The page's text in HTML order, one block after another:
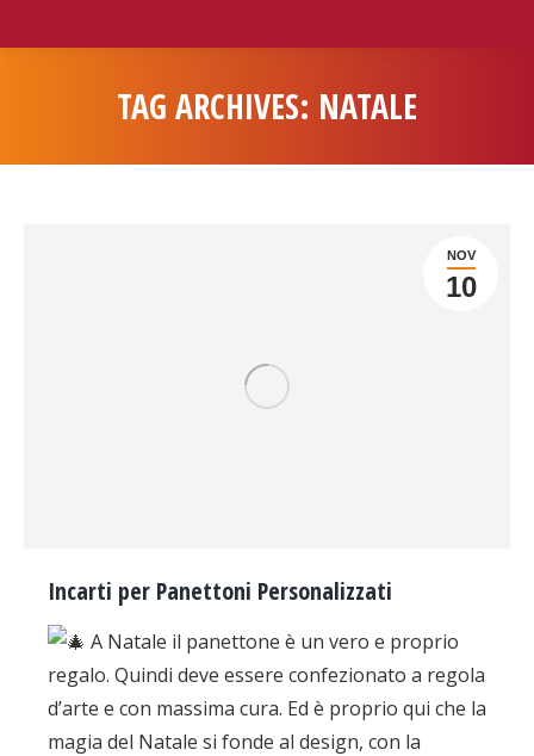
TAG ARCHIVES: NATALE
NOV
10
Incarti per Panettoni Personalizzati
A Natale il panettone è un vero e proprio
regalo. Quindi deve essere confezionato a regola
d’arte e con massima cura. Ed è proprio qui che la
magia del Natale si fonde al design, con la